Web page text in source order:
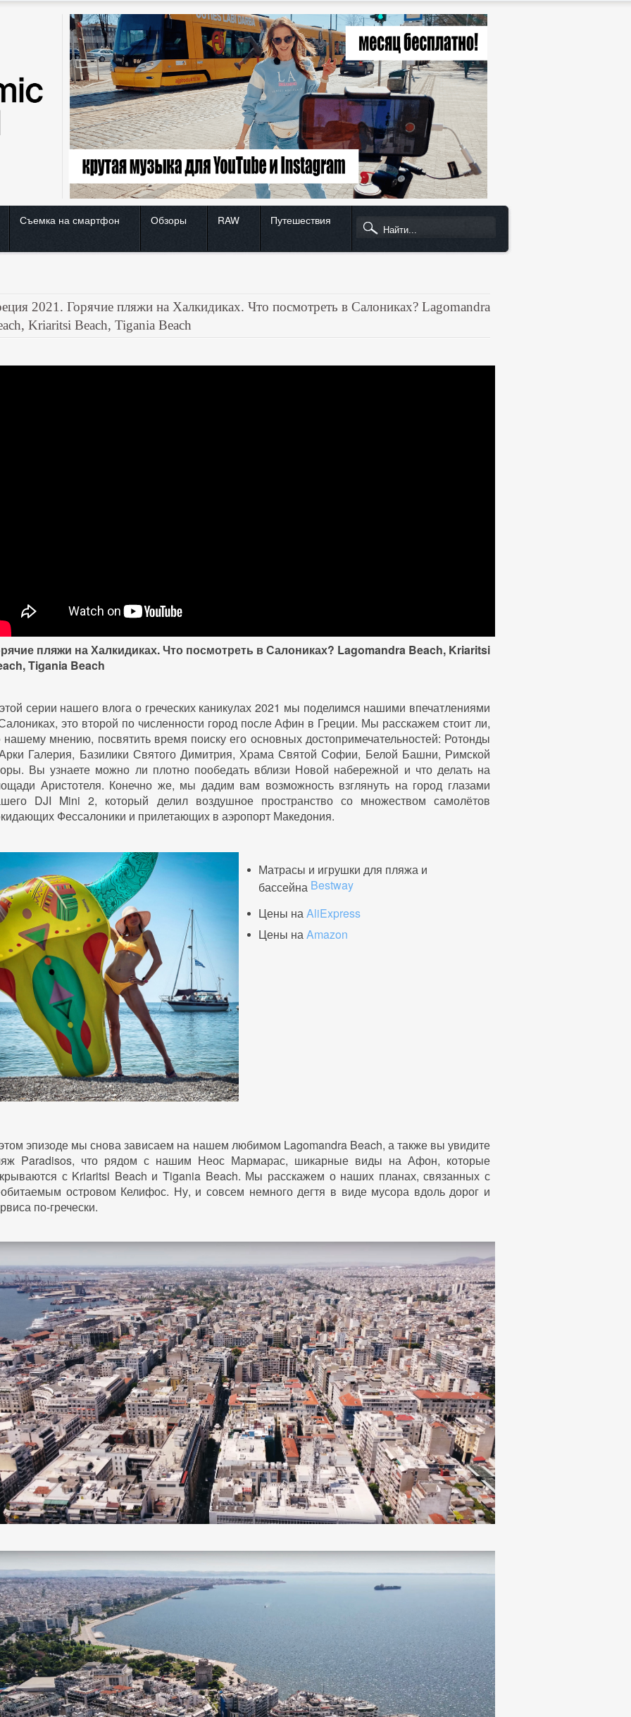
Съемка на смартфон Обзоры RAW Путешествия
2021. Горячие пляжи на Халкидиках. Что посмотреть в Салониках? Lagomandra
Kriaritsi Beach, Tigania Beach
пляжи на Халкидиках. Что посмотреть в Салониках? Lagomandra Beach, Kriaritsi
Tigania Beach
серии нашего влога о греческих каникулах 2021 мы поделимся нашими впечатлениями
это второй по численности город после Афин в Греции. Мы расскажем стоит ли,
нашему мнению, посвятить время поиску его основных достопримечательностей: Ротонды
Галерия, Базилики Святого Димитрия, Храма Святой Софии, Белой Башни, Римской
Вы узнаете можно ли плотно пообедать вблизи Новой набережной и что делать на
Аристотеля. Конечно же, мы дадим вам возможность взглянуть на город глазами
DJI Mini 2, который делил воздушное пространство со множеством самолётов
Фессалоники и прилетающих в аэропорт Македония.
Матрасы и игрушки для пляжа и
бассейна Bestway
Цены наAliExpress
Цены наAmazon
эпизоде мы снова зависаем на нашем любимом Lagomandra Beach, а также вы увидите
Paradisos, что рядом с нашим Неос Мармарас, шикарные виды на Афон, которые
с Kriaritsi Beach и Tigania Beach. Мы расскажем о наших планах, связанных с
островом Келифос. Ну, и совсем немного дегтя в виде мусора вдоль дорог и
по-гречески.